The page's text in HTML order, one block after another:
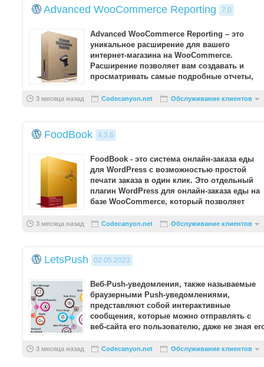
Advanced WooCommerce Reporting 7.0
Advanced WooCommerce Reporting – это
уникальное расширение для вашего
интернет-магазина на WooCommerce.
Расширение позволяет вам создавать и
просматривать самые подробные отчеты,
3 месяца назад Codecanyon.net Обслуживание клиентов
FoodBook 4.3.6
FoodBook - это система онлайн-заказа еды
для WordPress с возможностью простой
печати заказа в один клик. Это отдельный
плагин WordPress для онлайн-заказа еды на
базе WooCommerce, который позволяет
3 месяца назад Codecanyon.net Обслуживание клиентов
LetsPush 02.05.2023
Веб-Push-уведомления, также называемые
браузерными Push-уведомлениями,
представляют собой интерактивные
сообщения, которые можно отправлять с
веб-сайта его пользователю, даже не зная
3 месяца назад Codecanyon.net Обслуживание клиентов